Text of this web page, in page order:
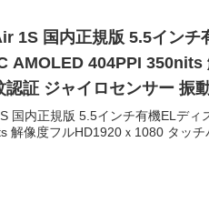
1S 国内正規版 5.5イン
AMOLED 404PPI
認証 ジャイロセンサー 振
(Ryzen7
168,000
国内正規版 5.5インチ有機ELデ
解像度フルHD1920ｘ1080 タッ